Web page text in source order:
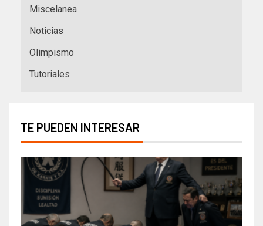
Miscelanea
Noticias
Olimpismo
Tutoriales
TE PUEDEN INTERESAR